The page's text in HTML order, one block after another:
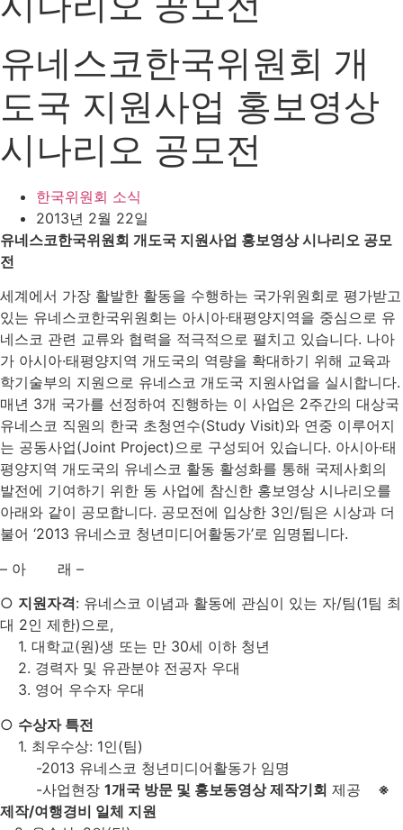
유네스코한국위원회 개
도국 지원사업 홍보영상
시나리오 공모전
한국위원회 소식
2013년 2월 22일
유네스코한국위원회 개도국 지원사업 홍보영상 시나리오 공모
전
세계에서 가장 활발한 활동을 수행하는 국가위원회로 평가받고
있는 유네스코한국위원회는 아시아·태평양지역을 중심으로 유
네스코 관련 교류와 협력을 적극적으로 펼치고 있습니다. 나아
가 아시아·태평양지역 개도국의 역량을 확대하기 위해 교육과
학기술부의 지원으로 유네스코 개도국 지원사업을 실시합니다.
매년 3개 국가를 선정하여 진행하는 이 사업은 2주간의 대상국
유네스코 직원의 한국 초청연수(Study Visit)와 연중 이루어지
는 공동사업(Joint Project)으로 구성되어 있습니다. 아시아·태
평양지역 개도국의 유네스코 활동 활성화를 통해 국제사회의
발전에 기여하기 위한 동 사업에 참신한 홍보영상 시나리오를
아래와 같이 공모합니다. 공모전에 입상한 3인/팀은 시상과 더
불어 ‘2013 유네스코 청년미디어활동가’로 임명됩니다.
– 아 래 –
○ 지원자격: 유네스코 이념과 활동에 관심이 있는 자/팀(1팀 최
대 2인 제한)으로,
1. 대학교(원)생 또는 만 30세 이하 청년
2. 경력자 및 유관분야 전공자 우대
3. 영어 우수자 우대
○ 수상자 특전
1. 최우수상: 1인(팀)
-2013 유네스코 청년미디어활동가 임명
-사업현장 1개국 방문 및 홍보동영상 제작기회 제공
※
제작/여행경비 일체 지원